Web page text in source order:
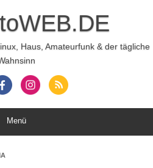
Haus, Amateurfunk & der tägliche
Menü